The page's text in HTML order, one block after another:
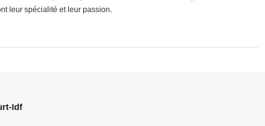
leur spécialité et leur passion.
Idf